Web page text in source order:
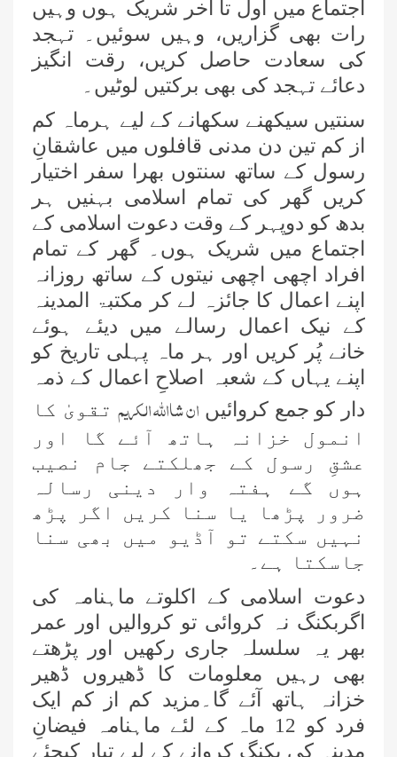
اجتماع میں اول تا آخر شریک ہوں وہیں
رات بھی گزاریں، وہیں سوئیں۔ تہجد
کی سعادت حاصل کریں، رقت انگیز
دعائے تہجد کی بھی برکتیں لوٹیں۔
سنتیں سیکھنے سکھانے کے لیے ہرماہ کم
از کم تین دن مدنی قافلوں میں عاشقانِ
رسول کے ساتھ سنتوں بھرا سفر اختیار
کریں گھر کی تمام اسلامی بہنیں ہر
بدھ کو دوپہر کے وقت دعوت اسلامی کے
اجتماع میں شریک ہوں۔ گھر کے تمام
افراد اچھی اچھی نیتوں کے ساتھ روزانہ
اپنے اعمال کا جائزہ لے کر مکتبۃ المدینہ
کے نیک اعمال رسالے میں دیئے ہوئے
خانے پُر کریں اور ہر ماہ پہلی تاریخ کو
اپنے یہاں کے شعبہ اصلاحِ اعمال کے ذمہ
دار کو جمع کروائیں ان شااللہ الکریمتقویٰ کا
انمول خزانہ ہاتھ آئے گا اور
عشقِ رسول کے جھلکتے جام نصیب
ہوں گے ہفتہ وار دینی رسالہ
ضرور پڑھا یا سنا کریں اگر پڑھ
نہیں سکتے تو آڈیو میں بھی سنا
جاسکتا ہے۔
دعوت اسلامی کے اکلوتے ماہنامہ کی
اگربکنگ نہ کروائی تو کروالیں اور عمر
بھر یہ سلسلہ جاری رکھیں اور پڑھتے
بھی رہیں معلومات کا ڈھیروں ڈھیر
خزانہ ہاتھ آئے گا۔مزید کم از کم ایک
فرد کو 12 ماہ کے لئے ماہنامہ فیضانِ
مدینہ کی بکنگ کروانے کے لیے تیار کیجئے